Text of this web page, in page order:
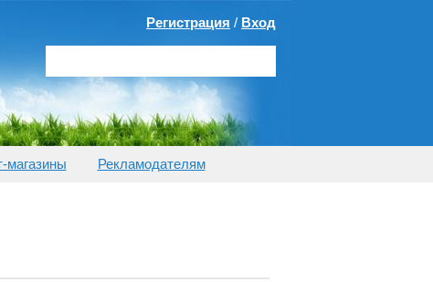
Регистрация / Вход
магазины Рекламодателям